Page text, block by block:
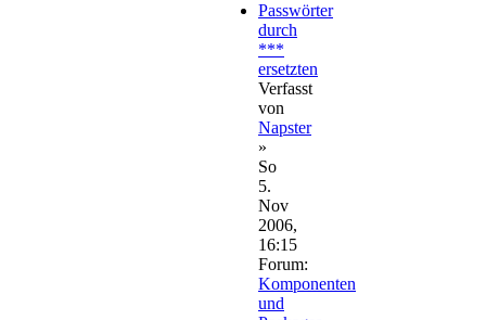
Passwörter
durch
***
ersetzten
Verfasst
von
Napster
»
So
5.
Nov
2006,
16:15
Forum:
Komponenten
und